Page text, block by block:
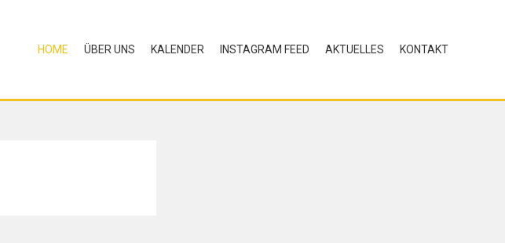
HOME ÜBER UNS KALENDER INSTAGRAM FEED AKTUELLES KONTAKT